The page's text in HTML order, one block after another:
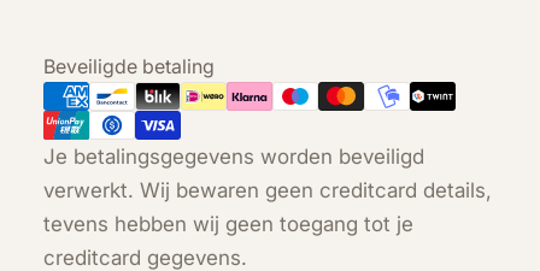
Beveiligde betaling
Betaalmethoden
Je betalingsgegevens worden beveiligd
verwerkt. Wij bewaren geen creditcard details,
tevens hebben wij geen toegang tot je
creditcard gegevens.